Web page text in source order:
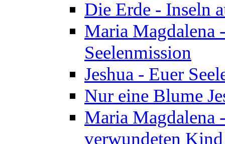
Die Erde - Inseln
Maria Magdalena
Seelenmission
Jeshua - Euer
Nur eine Blume
Maria Magdalena
verwundeten Kind